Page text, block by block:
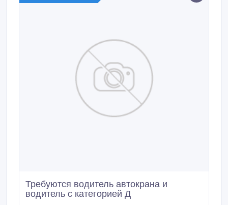
Требуются водитель автокрана и
водитель с категорией Д